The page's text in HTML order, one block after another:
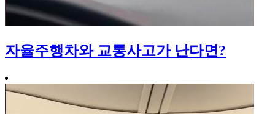
자율주행차와 교통사고가 난다면?